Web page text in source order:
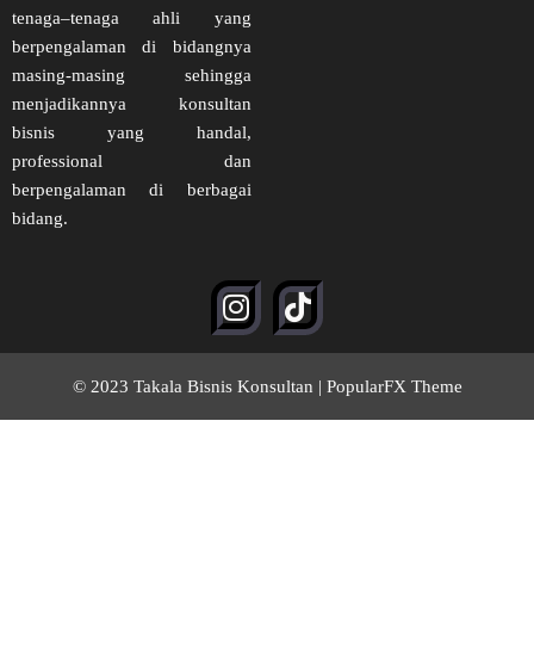
tenaga–tenaga ahli yang
berpengalaman di bidangnya
masing-masing sehingga
menjadikannya konsultan
bisnis yang handal,
professional dan
berpengalaman di berbagai
bidang.
© 2023 Takala Bisnis Konsultan | PopularFX Theme